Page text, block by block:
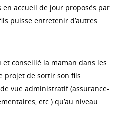
accueil de jour proposés par
puisse entretenir d’autres
et conseillé la maman dans les
projet de sortir son fils
vue administratif (assurance-
etc.) qu’au niveau